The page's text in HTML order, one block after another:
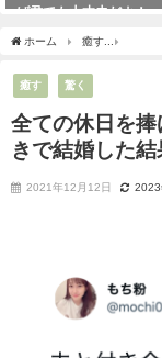
ば君でも大丈夫だよ！
2021年5月10日
ホーム 癒す
癒す 驚く
全ての休日を
きで結婚した
2021年12月12日 2023